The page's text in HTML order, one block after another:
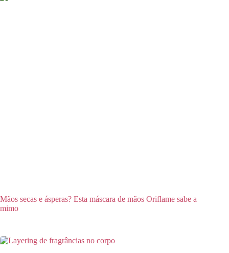
Mãos secas e ásperas? Esta máscara de mãos Oriflame sabe a
mimo